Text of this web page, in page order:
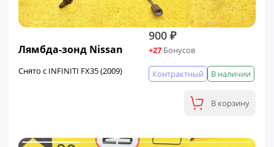
Лямбда-зонд Nissan
Снято с INFINITI FX35 (2009)
900 ₽
+27 Бонусов
В наличии
Контрактный
В корзину